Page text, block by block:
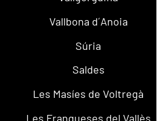
Vallbona d´Anoia
Súria
Saldes
Les Masíes de Voltregà
Les Franqueses del Vallès